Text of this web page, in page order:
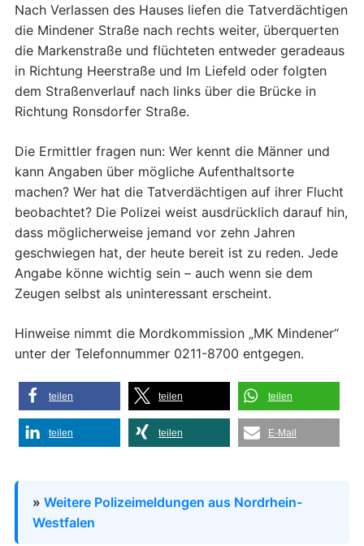
Nach Verlassen des Hauses liefen die Tatverdächtigen
die Mindener Straße nach rechts weiter, überquerten
die Markenstraße und flüchteten entweder geradeaus
in Richtung Heerstraße und Im Liefeld oder folgten
dem Straßenverlauf nach links über die Brücke in
Richtung Ronsdorfer Straße.
Die Ermittler fragen nun: Wer kennt die Männer und
kann Angaben über mögliche Aufenthaltsorte
machen? Wer hat die Tatverdächtigen auf ihrer Flucht
beobachtet? Die Polizei weist ausdrücklich darauf hin,
dass möglicherweise jemand vor zehn Jahren
geschwiegen hat, der heute bereit ist zu reden. Jede
Angabe könne wichtig sein – auch wenn sie dem
Zeugen selbst als uninteressant erscheint.
Hinweise nimmt die Mordkommission „MK Mindener“
unter der Telefonnummer 0211-8700 entgegen.
teilen teilen teilen
teilen teilen E-Mail
» Weitere Polizeimeldungen aus Nordrhein-
Westfalen